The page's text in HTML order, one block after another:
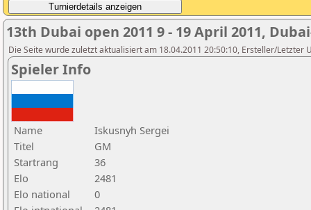
13th Dubai open 2011 9 - 19 April 2011,
Die Seite wurde zuletzt aktualisiert am 18.04.2011 20:50:10, Ersteller/Letzter
Spieler Info
Name
Iskusnyh Sergei
Titel
GM
Startrang
36
Elo
2481
Elo national
0